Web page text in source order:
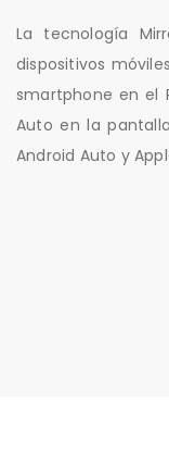
La tecnología
dispositivos
smartphone en el
Auto en la
Android Auto y